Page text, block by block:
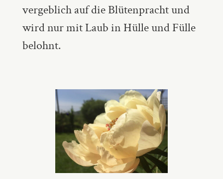
vergeblich auf die Blütenpracht und
wird nur mit Laub in Hülle und Fülle
belohnt.